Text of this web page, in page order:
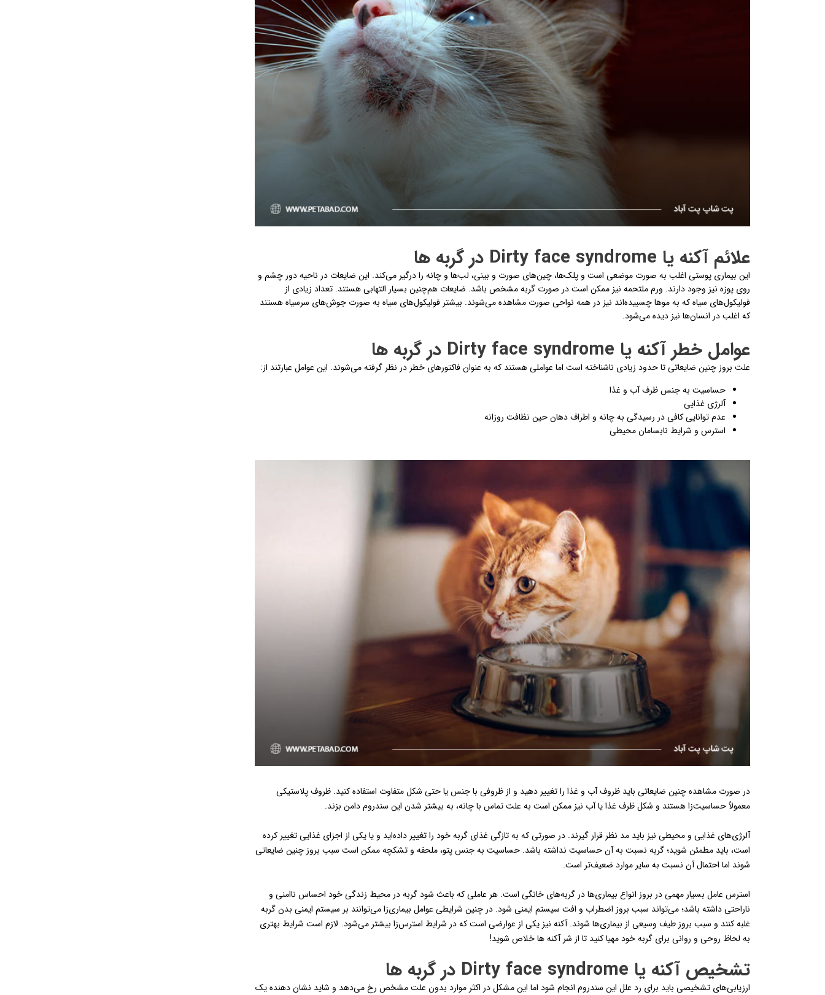
علائم آکنه یا Dirty face syndrome در گربه ها
این بیماری پوستی اغلب به صورت موضعی است و پلک‌ها، چین‌های صورت و بینی، لب‌ها و چانه را درگیر می‌کند. این ضایعات در ناحیه دور چشم و
روی پوزه نیز وجود دارند. ورم ملتحمه نیز ممکن است در صورت گربه مشخص باشد. ضایعات هم‌چنین بسیار التهابی هستند. تعداد زیادی از
فولیکول‌های سیاه که به موها چسبیده‌اند نیز در همه نواحی صورت مشاهده می‌شوند. بیشتر فولیکول‌های سیاه به صورت جوش‌های سرسیاه هستند
که اغلب در انسان‌ها نیز دیده می‌شود.
عوامل خطر آکنه یا Dirty face syndrome در گربه ها
علت بروز چنین ضایعاتی تا حدود زیادی ناشناخته است اما عواملی هستند که به عنوان فاکتورهای خطر در نظر گرفته می‌شوند. این عوامل عبارتند از:
حساسیت به جنس ظرف آب و غذا
آلرژی غذایی
عدم توانایی کافی در رسیدگی به چانه و اطراف دهان حین نظافت روزانه
استرس و شرایط نابسامان محیطی
در صورت مشاهده چنین ضایعاتی باید ظروف آب و غذا را تغییر دهید و از ظروفی با جنس یا حتی شکل متفاوت استفاده کنید. ظروف پلاستیکی
معمولاً حساسیت‌زا هستند و شکل ظرف غذا یا آب نیز ممکن است به علت تماس با چانه، به بیشتر شدن این سندروم دامن بزند.
آلرژی‌های غذایی و محیطی نیز باید مد نظر قرار گیرند. در صورتی که به تازگی غذای گربه خود را تغییر داده‌اید و یا یکی از اجزای غذایی تغییر کرده
است، باید مطمئن شوید؛ گربه نسبت به آن حساسیت نداشته باشد. حساسیت به جنس پتو، ملحفه و تشکچه ممکن است سبب بروز چنین ضایعاتی
شوند اما احتمال آن نسبت به سایر موارد ضعیف‌تر است.
استرس عامل بسیار مهمی در بروز انواع بیماری‌ها در گربه‌های خانگی است. هر عاملی که باعث شود گربه در محیط زندگی خود احساس ناامنی و
ناراحتی داشته باشد؛ می‌تواند سبب بروز اضطراب و افت سیستم ایمنی شود. در چنین شرایطی عوامل بیماری‌زا می‌توانند بر سیستم ایمنی بدن گربه
غلبه کنند و سبب بروز طیف وسیعی از بیماری‌ها شوند. آکنه نیز یکی از عوارضی است که در شرایط استرس‌زا بیشتر می‌شود. لازم است شرایط بهتری
به لحاظ روحی و روانی برای گربه خود مهیا کنید تا از شر آکنه ها خلاص شوید!
تشخیص آکنه یا Dirty face syndrome در گربه ها
ارزیابی‌های تشخیصی باید برای رد علل این سندروم انجام شود اما این مشکل در اکثر موارد بدون علت مشخص رخ می‌دهد و شاید نشان دهنده یک